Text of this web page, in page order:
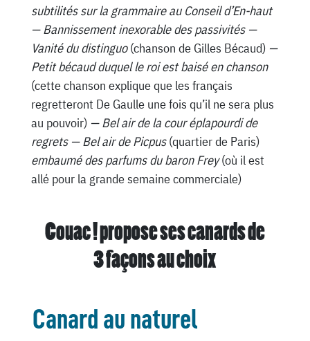
subtilités sur la grammaire au Conseil d’En-haut
— Bannissement inexorable des passivités —
Vanité du distinguo(chanson de Gilles Bécaud) —
Petit bécaud duquel le roi est baisé en chanson
(cette chanson explique que les français
regretteront De Gaulle une fois qu’il ne sera plus
au pouvoir) — Bel air de la cour éplapourdi de
regrets — Bel air de Picpus(quartier de Paris)
embaumé des parfums du baron Frey(où il est
allé pour la grande semaine commerciale)
Couac ! propose ses canards de
3 façons au choix
Canard au naturel